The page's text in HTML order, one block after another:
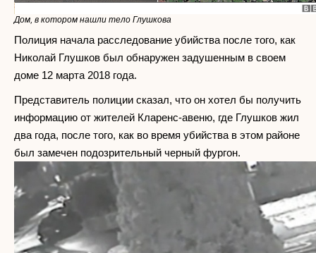
Дом, в котором нашли тело Глушкова
Полиция начала расследование убийства после того, как
Николай Глушков был обнаружен задушенным в своем
доме 12 марта 2018 года.
Представитель полиции сказал, что он хотел бы получить
информацию от жителей Кларенс-авеню, где Глушков жил
два года, после того, как во время убийства в этом районе
был замечен подозрительный черный фургон.